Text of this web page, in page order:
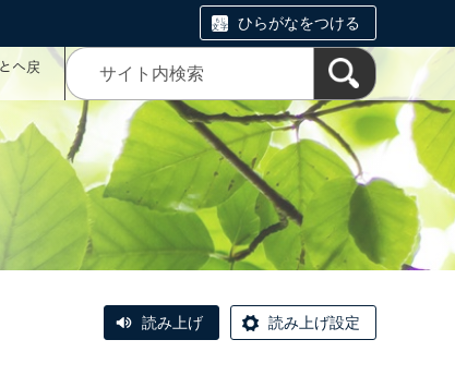
ひらがなをつける
へ戻
読み上げ 読み上げ設定